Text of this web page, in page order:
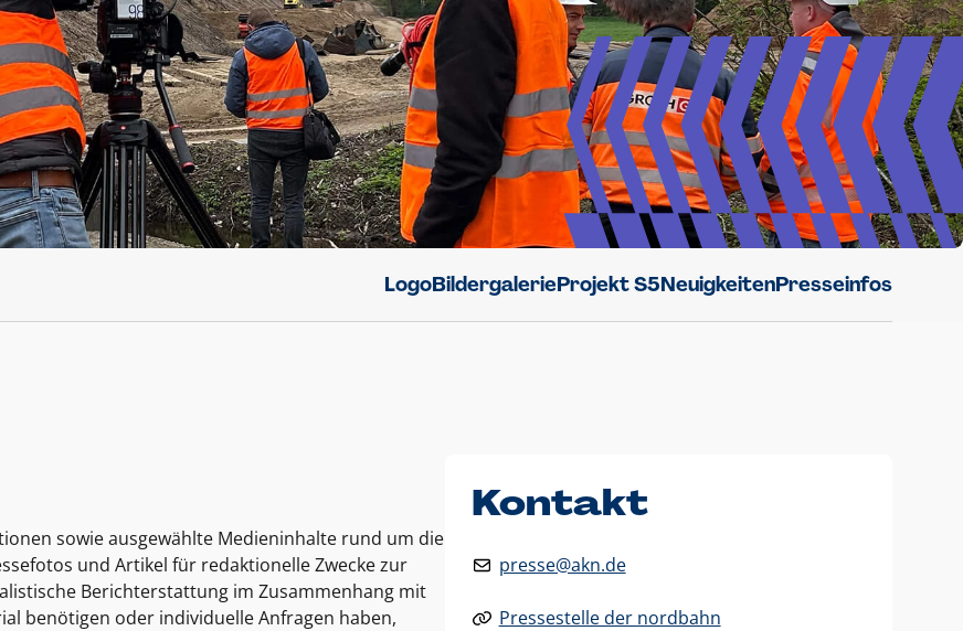
LogoBildergalerieProjekt S5NeuigkeitenPresseinfos
sowie ausgewählte Medieninhalte rund um die
und Artikel für redaktionelle Zwecke zur
Berichterstattung im Zusammenhang mit
benötigen oder individuelle Anfragen haben,
Kontakt
presse@akn.de
Pressestelle der nordbahn